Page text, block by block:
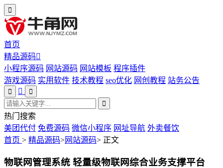
首页
精品源码
小程序源码 网站源码 网站模板 程序插件
游戏源码 实用软件 技术教程 seo优化 网创教程 站务公告
热门搜索
美团代付 免费源码 微信小程序 网址导航 外卖餐饮
首页 > 精品源码>网站源码> 正文
物联网管理系统 轻量级物联网综合业务支撑平台